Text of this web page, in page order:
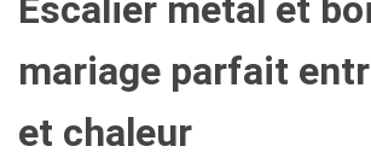
Escalier métal et
mariage parfait
et chaleur